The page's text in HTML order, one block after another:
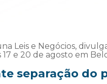
Leis e Negócios,
17 e 20 de agosto em
separação do